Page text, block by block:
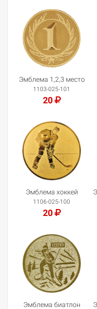
Добавить в корзину
Эмблема 1,2,3 место
1103-025-101
20
Добавить в корзину
Эмблема хоккей
1106-025-100
20
Добавить в корзину
Эмблема биатлон